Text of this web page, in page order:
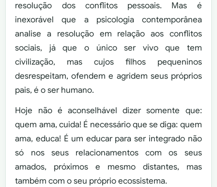
resolução dos conflitos pessoais. Mas é
inexorável que a psicologia contemporânea
analise a resolução em relação aos conflitos
sociais, já que o único ser vivo que tem
civilização, mas cujos filhos pequeninos
desrespeitam, ofendem e agridem seus próprios
pais, é o ser humano.
Hoje não é aconselhável dizer somente que:
quem ama, cuida! É necessário que se diga: quem
ama, educa! É um educar para ser integrado não
só nos seus relacionamentos com os seus
amados, próximos e mesmo distantes, mas
também com o seu próprio ecossistema.